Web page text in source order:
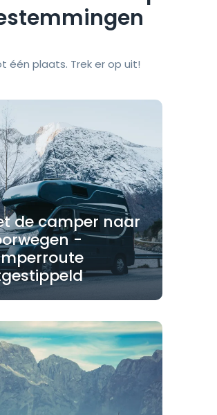
één plaats. Trek er op uit!
de camper naar
-